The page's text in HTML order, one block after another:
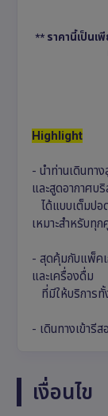
** ราคานี้เป็นเ
Highlight
- นำท่านเดินทา
และสูดอากาศบ
ได้แบบเต็มปอ
เหมาะสำหรับทุ
- สุดคุ้มกับแพ็คเ
และเครื่องดื่ม
ที่มีให้บริการทั้
- เดินทางเข้ารี
เงื่อนไข